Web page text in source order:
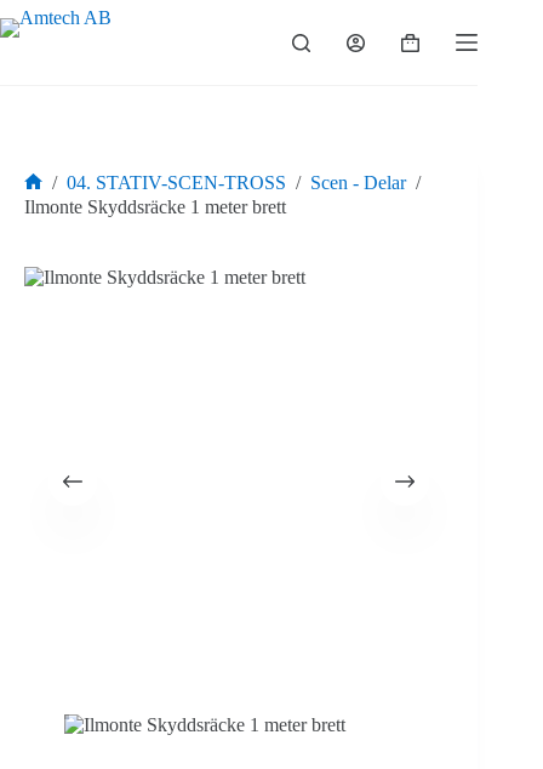
Hoppa
till
Varukorg
Hem
/ 04. STATIV-SCEN-TROSS / Scen - Delar /
Ilmonte Skyddsräcke 1 meter brett